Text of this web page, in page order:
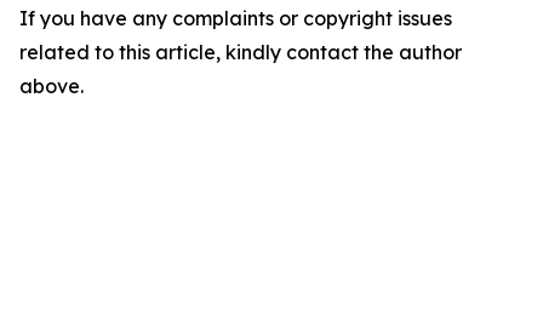
If you have any complaints or copyright issues
related to this article, kindly contact the author
above.